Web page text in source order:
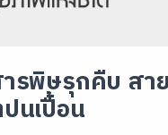
รพิษรุกคืบ สา
นเปื้อน